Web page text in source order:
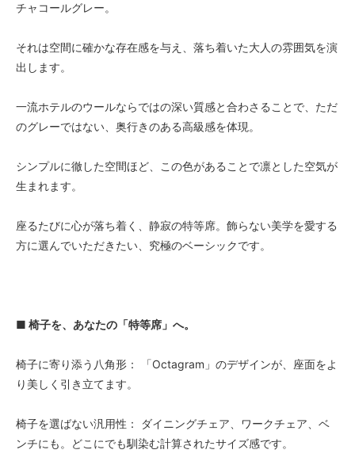
チャコールグレー。
それは空間に確かな存在感を与え、落ち着いた大人の雰囲気を演
出します。
一流ホテルのウールならではの深い質感と合わさることで、ただ
のグレーではない、奥行きのある高級感を体現。
シンプルに徹した空間ほど、この色があることで凛とした空気が
生まれます。
座るたびに心が落ち着く、静寂の特等席。飾らない美学を愛する
方に選んでいただきたい、究極のベーシックです。
■ 椅子を、あなたの「特等席」へ。
椅子に寄り添う八角形： 「Octagram」のデザインが、座面をよ
り美しく引き立てます。
椅子を選ばない汎用性： ダイニングチェア、ワークチェア、ベ
ンチにも。どこにでも馴染む計算されたサイズ感です。